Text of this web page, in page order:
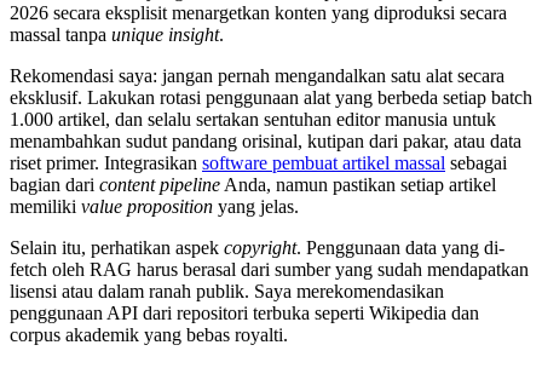
2026 secara eksplisit menargetkan konten yang diproduksi secara
massal tanpa unique insight.
Rekomendasi saya: jangan pernah mengandalkan satu alat secara
eksklusif. Lakukan rotasi penggunaan alat yang berbeda setiap batch
1.000 artikel, dan selalu sertakan sentuhan editor manusia untuk
menambahkan sudut pandang orisinal, kutipan dari pakar, atau data
riset primer. Integrasikan software pembuat artikel massal sebagai
bagian dari content pipeline Anda, namun pastikan setiap artikel
memiliki value proposition yang jelas.
Selain itu, perhatikan aspek copyright. Penggunaan data yang di-
fetch oleh RAG harus berasal dari sumber yang sudah mendapatkan
lisensi atau dalam ranah publik. Saya merekomendasikan
penggunaan API dari repositori terbuka seperti Wikipedia dan
corpus akademik yang bebas royalti.